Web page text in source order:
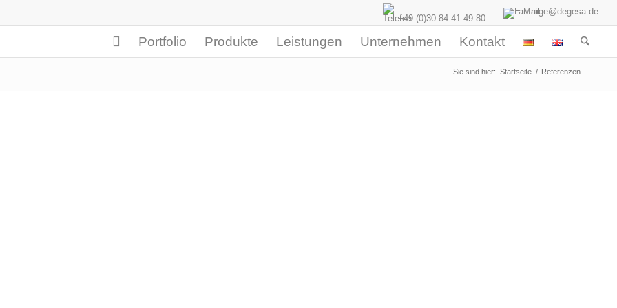
+49 (0)30 84 41 49 80
anfrage@degesa.de
Portfolio Produkte Leistungen Unternehmen Kontakt
Sie sind hier: Startseite / Referenzen